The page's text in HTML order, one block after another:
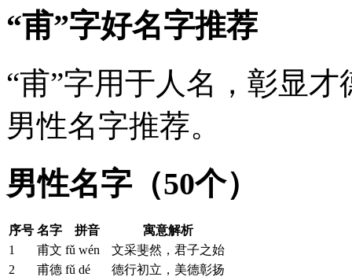
“甫”字好名字推荐
“甫”字用于人名，彰显
男性名字推荐。
男性名字（50个）
序号 名字 拼音
寓意解析
1
甫文 fǔ wén
文采斐然，君子之始
2
甫德 fǔ dé
德行初立，美德彰扬